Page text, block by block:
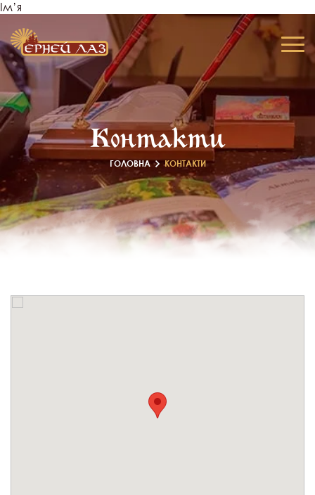
Ім’я
Контакти
ГОЛОВНА КОНТАКТИ